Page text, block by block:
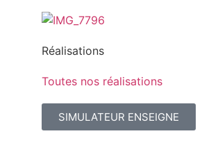
Réalisations
Toutes nos réalisations
SIMULATEUR ENSEIGNE